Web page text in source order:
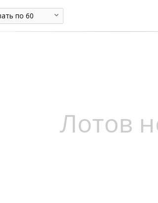
по 60
Лотов